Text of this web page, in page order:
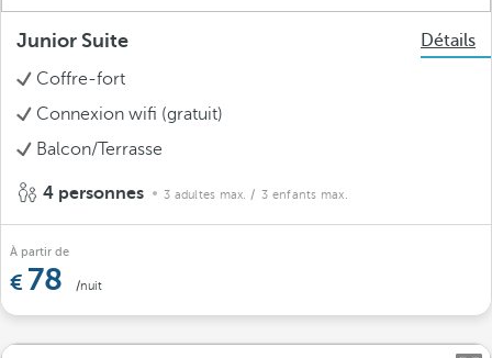
Junior Suite
Détails
Coffre-fort
Connexion wifi (gratuit)
Balcon/Terrasse
4 personnes 3 adultes max. / 3 enfants max.
À partir de
78 /nuit